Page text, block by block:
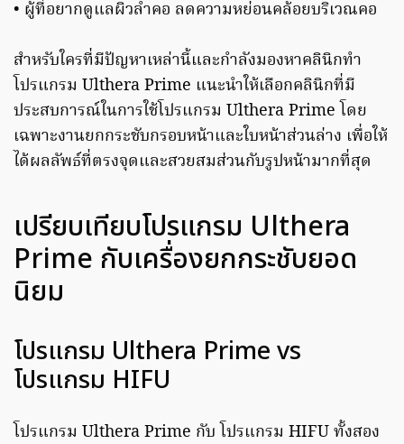
• ผู้ที่อยากดูแลผิวลำคอ ลดความหย่อนคล้อยบริเวณคอ
สำหรับใครที่มีปัญหาเหล่านี้และกำลังมองหาคลินิกทำ
โปรแกรม Ulthera Prime แนะนำให้เลือกคลินิกที่มี
ประสบการณ์ในการใช้โปรแกรม Ulthera Prime โดย
เฉพาะงานยกกระชับกรอบหน้าและใบหน้าส่วนล่าง เพื่อให้
ได้ผลลัพธ์ที่ตรงจุดและสวยสมส่วนกับรูปหน้ามากที่สุด
เปรียบเทียบโปรแกรม Ulthera
Prime กับเครื่องยกกระชับยอด
นิยม
โปรแกรม Ulthera Prime vs
โปรแกรม HIFU
โปรแกรม Ulthera Prime กับ โปรแกรม HIFU ทั้งสอง